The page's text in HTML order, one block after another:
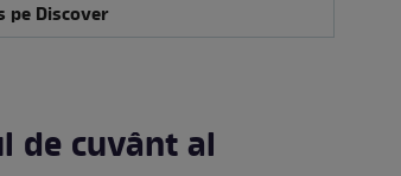
pe Discover
de cuvânt al